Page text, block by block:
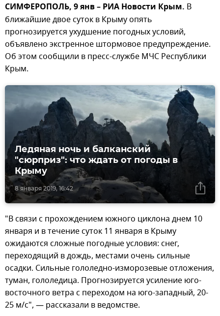
СИМФЕРОПОЛЬ, 9 янв – РИА Новости Крым. В
ближайшие двое суток в Крыму опять
прогнозируется ухудшение погодных условий,
объявлено экстренное штормовое предупреждение.
Об этом сообщили в пресс-службе МЧС Республики
Крым.
8 января 2019, 16:42
Ледяная ночь и балканский
"сюрприз": что ждать от погоды в
Крыму
"В связи с прохождением южного циклона днем 10
января и в течение суток 11 января в Крыму
ожидаются сложные погодные условия: снег,
переходящий в дождь, местами очень сильные
осадки. Сильные гололедно-изморозевые отложения,
туман, гололедица. Прогнозируется усиление юго-
восточного ветра с переходом на юго-западный, 20-
25 м/с", — рассказали в ведомстве.